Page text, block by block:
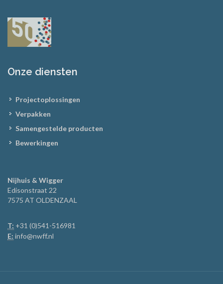
Onze diensten
Projectoplossingen
Verpakken
Samengestelde producten
Bewerkingen
Nijhuis & Wigger
Edisonstraat 22
7575 AT OLDENZAAL
T: +31 (0)541-516981
E: info@nwff.nl